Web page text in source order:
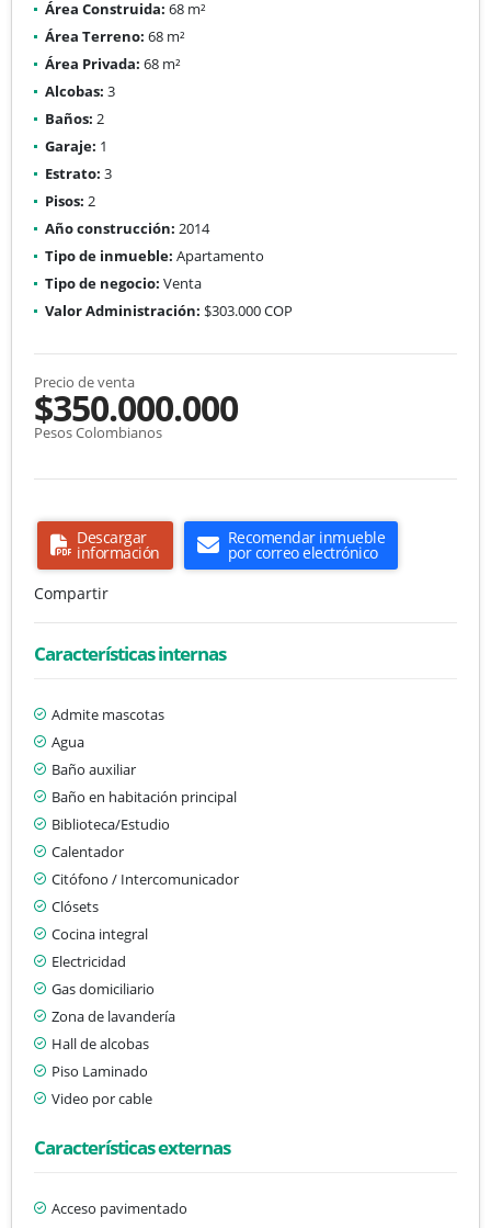
Área Construida: 68 m²
Área Terreno: 68 m²
Área Privada: 68 m²
Alcobas: 3
Baños: 2
Garaje: 1
Estrato: 3
Pisos: 2
Año construcción: 2014
Tipo de inmueble: Apartamento
Tipo de negocio: Venta
Valor Administración: $303.000 COP
Precio de venta
$350.000.000
Pesos Colombianos
Descargar
información
Recomendar inmueble
por correo electrónico
Compartir
Características internas
Admite mascotas
Agua
Baño auxiliar
Baño en habitación principal
Biblioteca/Estudio
Calentador
Citófono / Intercomunicador
Clósets
Cocina integral
Electricidad
Gas domiciliario
Zona de lavandería
Hall de alcobas
Piso Laminado
Video por cable
Características externas
Acceso pavimentado